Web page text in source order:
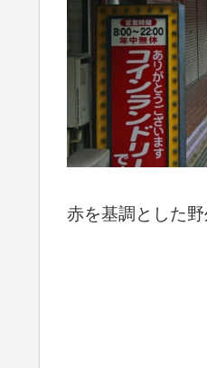
赤を基調とした